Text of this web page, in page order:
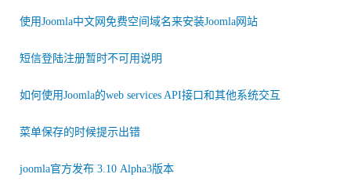
使用Joomla中文网免费空间域名来安装Joomla网站
短信登陆注册暂时不可用说明
如何使用Joomla的web services API接口和其他系统交互
菜单保存的时候提示出错
joomla官方发布 3.10 Alpha3版本